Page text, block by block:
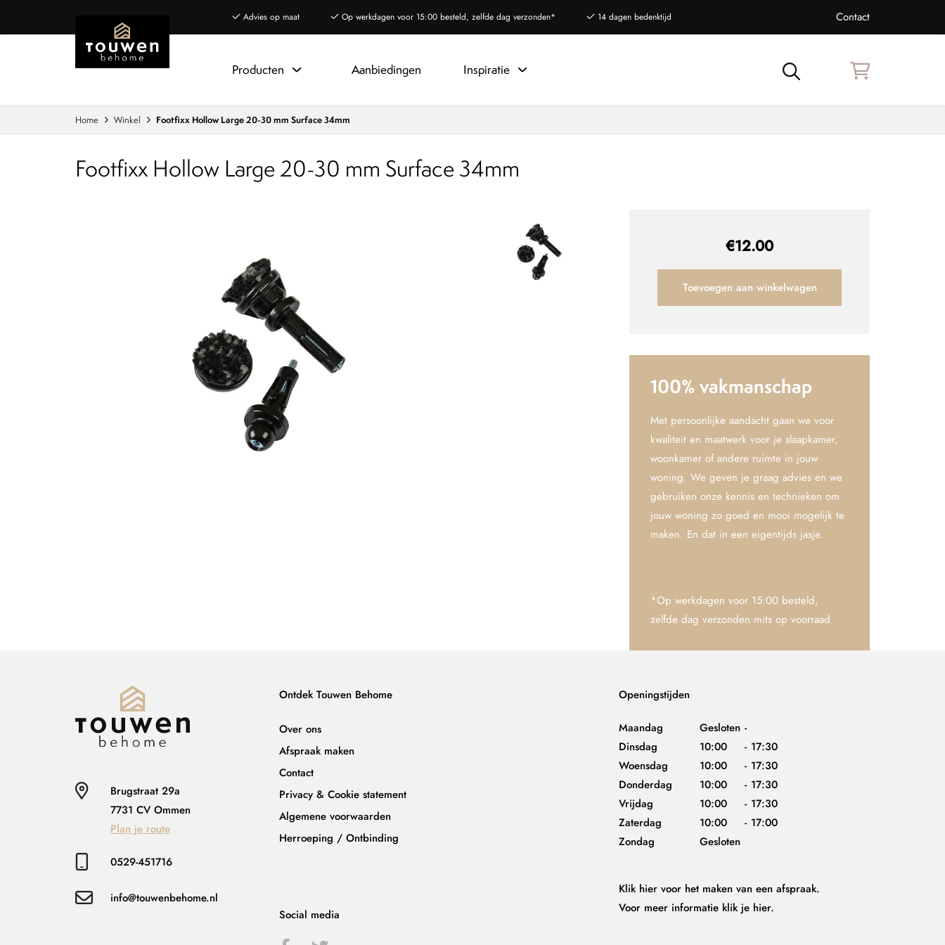
Advies op maat Op werkdagen voor 15:00 besteld, zelfde dag verzonden* 14 dagen bedenktijd Contact
Producten Aanbiedingen Inspiratie Zoeken
Home Winkel Footfixx Hollow Large 20-30 mm Surface 34mm
Footfixx Hollow Large 20-30 mm Surface 34mm
€12.00
Toevoegen aan winkelwagen
100% vakmanschap
Met persoonlijke aandacht gaan we voor
kwaliteit en maatwerk voor je slaapkamer,
woonkamer of andere ruimte in jouw
woning. We geven je graag advies en we
gebruiken onze kennis en technieken om
jouw woning zo goed en mooi mogelijk te
maken. En dat in een eigentijds jasje.
*Op werkdagen voor 15:00 besteld,
zelfde dag verzonden mits op voorraad
Brugstraat 29a
7731 CV Ommen
Plan je route
0529-451716
info@touwenbehome.nl
Ontdek Touwen Behome
Over ons
Afspraak maken
Contact
Privacy & Cookie statement
Algemene voorwaarden
Herroeping / Ontbinding
Social media
Openingstijden
Maandag Gesloten -
Dinsdag
10:00 - 17:30
Woensdag
10:00 - 17:30
Donderdag
10:00 - 17:30
Vrijdag
10:00 - 17:30
Zaterdag
10:00 - 17:00
Zondag
Gesloten
Klik hier voor het maken van een afspraak.
Voor meer informatie klik je hier.